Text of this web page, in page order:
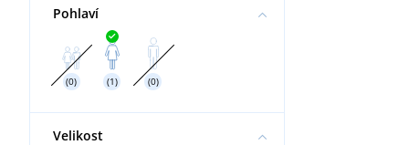
Hasiči
Chovatelství
Vodáci
Dětské a kojenecké oblečení
Ručníky a osušky
Tašky a batohy
Pohlaví
(0) (1) (0)
Velikost